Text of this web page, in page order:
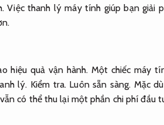
Việc thanh lý máy tính giúp bạn giải
hiệu quả vận hành. Một chiếc máy
lý. Kiểm tra. Luôn sẵn sàng. Mặc
có thể thu lại một phần chi phí đầu